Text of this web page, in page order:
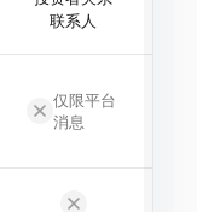
联系人
仅限平台
消息